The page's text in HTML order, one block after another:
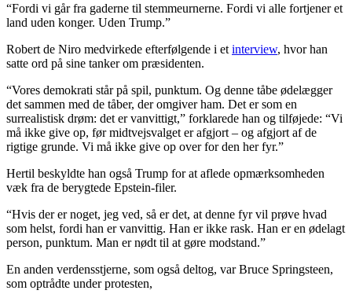
“Fordi vi går fra gaderne til stemmeurnerne. Fordi vi alle fortjener et
land uden konger. Uden Trump.”
Robert de Niro medvirkede efterfølgende i et interview, hvor han
satte ord på sine tanker om præsidenten.
“Vores demokrati står på spil, punktum. Og denne tåbe ødelægger
det sammen med de tåber, der omgiver ham. Det er som en
surrealistisk drøm: det er vanvittigt,” forklarede han og tilføjede: “Vi
må ikke give op, før midtvejsvalget er afgjort – og afgjort af de
rigtige grunde. Vi må ikke give op over for den her fyr.”
Hertil beskyldte han også Trump for at aflede opmærksomheden
væk fra de berygtede Epstein-filer.
“Hvis der er noget, jeg ved, så er det, at denne fyr vil prøve hvad
som helst, fordi han er vanvittig. Han er ikke rask. Han er en ødelagt
person, punktum. Man er nødt til at gøre modstand.”
En anden verdensstjerne, som også deltog, var Bruce Springsteen,
som optrådte under protesten,